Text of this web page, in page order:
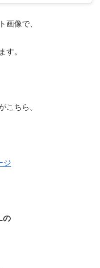
画像で、
す。
こちら。
ジ
の